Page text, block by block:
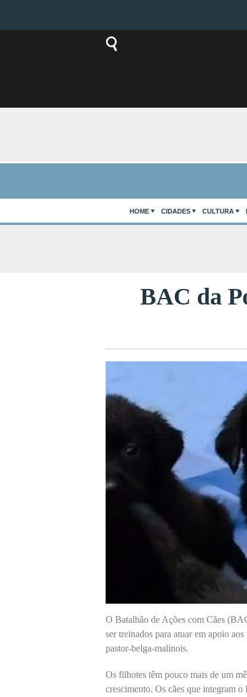
HOME CIDADES CULTURA
BAC da
O Batalhão de Ações com Cães
ser treinados para atuar em apoio
pastor-belga-malinois.
Os filhotes têm pouco mais de um
crescimento. Os cães que integram